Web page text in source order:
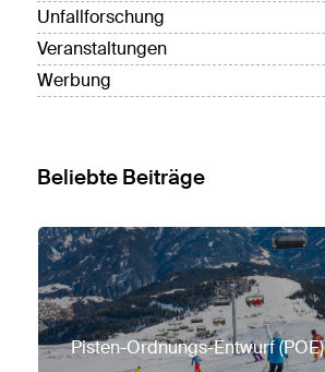
Unfallforschung
Veranstaltungen
Werbung
Beliebte Beiträge
Pisten-Ordnungs-Entwurf (POE)